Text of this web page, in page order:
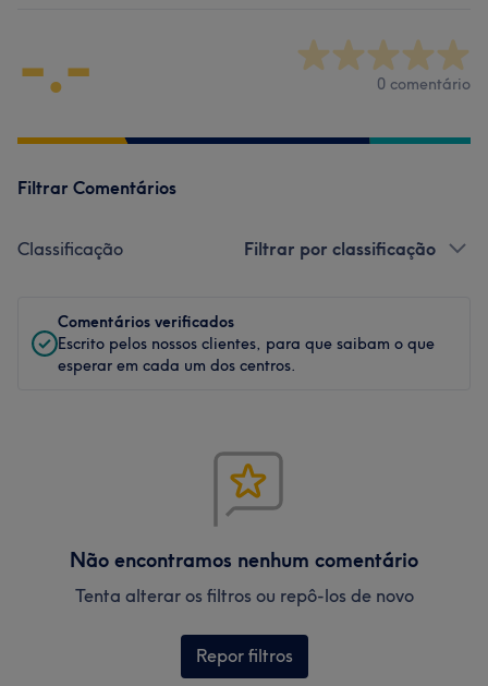
-.- 0 comentário
Filtrar Comentários
Classificação Filtrar por classificação
Comentários verificados
Escrito pelos nossos clientes, para que saibam o que
esperar em cada um dos centros.
Não encontramos nenhum comentário
Tenta alterar os filtros ou repô-los de novo
Repor filtros